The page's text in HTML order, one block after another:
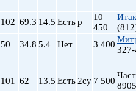
102 69.3 14.5 Естьр
10
450
50 34.8 5.4 Нет 3 400
101 62 13.5 Есть 2су 7 500